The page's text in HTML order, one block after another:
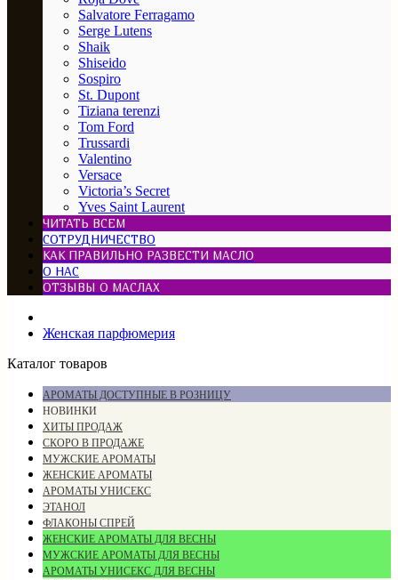
Salvatore Ferragamo
Serge Lutens
Shaik
Shiseido
Sospiro
St. Dupont
Tiziana terenzi
Tom Ford
Trussardi
Valentino
Versace
Victoria’s Secret
Yves Saint Laurent
ЧИТАТЬ ВСЕМ
СОТРУДНИЧЕСТВО
КАК ПРАВИЛЬНО РАЗВЕСТИ МАСЛО
О НАС
ОТЗЫВЫ О МАСЛАХ
Женская парфюмерия
Каталог товаров
АРОМАТЫ ДОСТУПНЫЕ В РОЗНИЦУ
НОВИНКИ
ХИТЫ ПРОДАЖ
СКОРО В ПРОДАЖЕ
МУЖСКИЕ АРОМАТЫ
ЖЕНСКИЕ АРОМАТЫ
АРОМАТЫ УНИСЕКС
ЭТАНОЛ
ФЛАКОНЫ СПРЕЙ
ЖЕНСКИЕ АРОМАТЫ ДЛЯ ВЕСНЫ
МУЖСКИЕ АРОМАТЫ ДЛЯ ВЕСНЫ
АРОМАТЫ УНИСЕКС ДЛЯ ВЕСНЫ